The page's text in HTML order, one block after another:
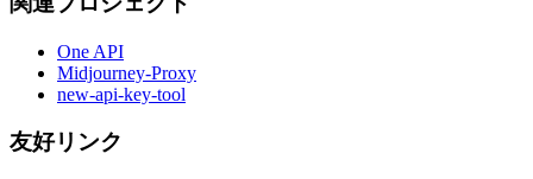
One API
Midjourney-Proxy
new-api-key-tool
友好リンク